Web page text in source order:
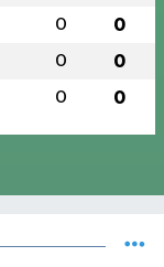
0 0
0 0
0 0